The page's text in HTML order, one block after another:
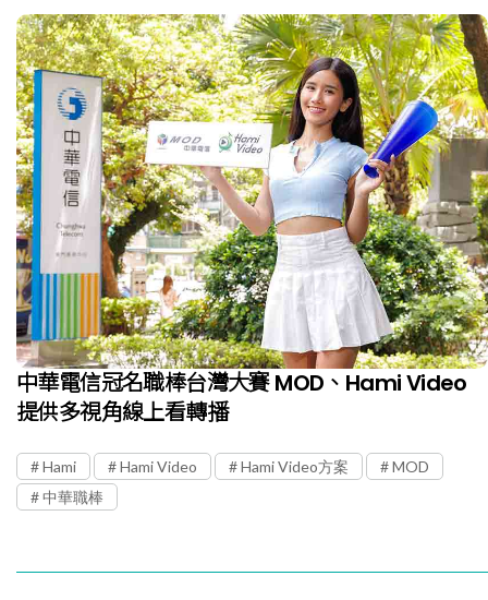
中華電信冠名職棒台灣大賽 MOD、Hami Video
提供多視角線上看轉播
Hami Hami Video Hami Video方案
MOD
中華職棒